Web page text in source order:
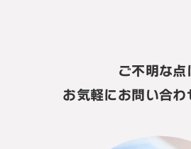
ご不明な点
お気軽にお問い合わ